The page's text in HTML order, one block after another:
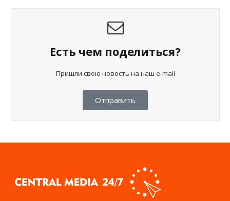
Есть чем поделиться?
Пришли свою новость на наш e-mail
Отправить